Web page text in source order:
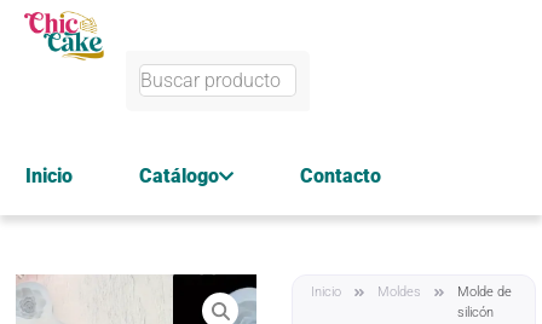
Inicio Catálogo Contacto
Inicio Moldes
Molde de
silicón